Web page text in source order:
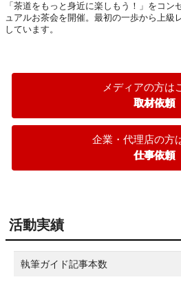
「茶道をもっと身近に楽しもう！」をコン
ュアルお茶会を開催。最初の一歩から上級
しています。
メディアの方は
取材依頼
企業・代理店の方
仕事依頼
活動実績
執筆ガイド記事本数